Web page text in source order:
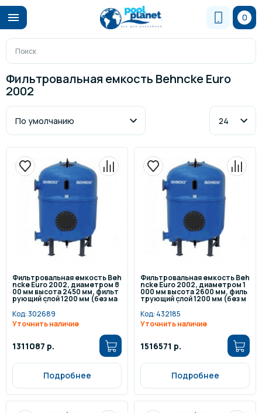
0
Фильтровальная емкость Behncke Euro
2002
Фильтровальная емкость Beh
ncke Euro 2002, диаметром 8
00 мм высота 2450 мм, фильт
рующий слой 1200 мм (без ма
нометра)
Код:302689
Уточнить наличие
1311087 р.
Подробнее
Фильтровальная емкость Beh
ncke Euro 2002, диаметром 1
000 мм высота 2600 мм, филь
трующий слой 1200 мм (без м
анометра)
Код: 432185
Уточнить наличие
1516571 р.
Подробнее